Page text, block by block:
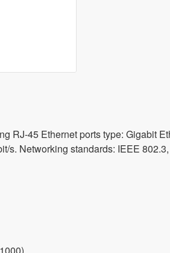
RJ-45 Ethernet ports type: Gigabit
s. Networking standards: IEEE